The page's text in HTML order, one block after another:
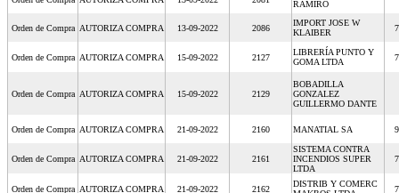
RAMIRO
Orden de Compra AUTORIZA COMPRA 13-09-2022 2086
IMPORT JOSE W
KLAIBER
Orden de Compra AUTORIZA COMPRA 15-09-2022 2127
LIBRERÍA PUNTO Y
GOMA LTDA
Orden de Compra AUTORIZA COMPRA 15-09-2022 2129
BOBADILLA
GONZALEZ
GUILLERMO DANTE
Orden de Compra AUTORIZA COMPRA 21-09-2022 2160 MANATIAL SA
Orden de Compra AUTORIZA COMPRA 21-09-2022 2161
SISTEMA CONTRA
INCENDIOS SUPER
LTDA
Orden de Compra AUTORIZA COMPRA 21-09-2022 2162
DISTRIB Y COMERC